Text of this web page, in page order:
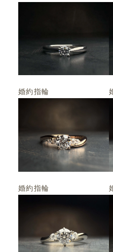
婚約指輪
婚約指輪